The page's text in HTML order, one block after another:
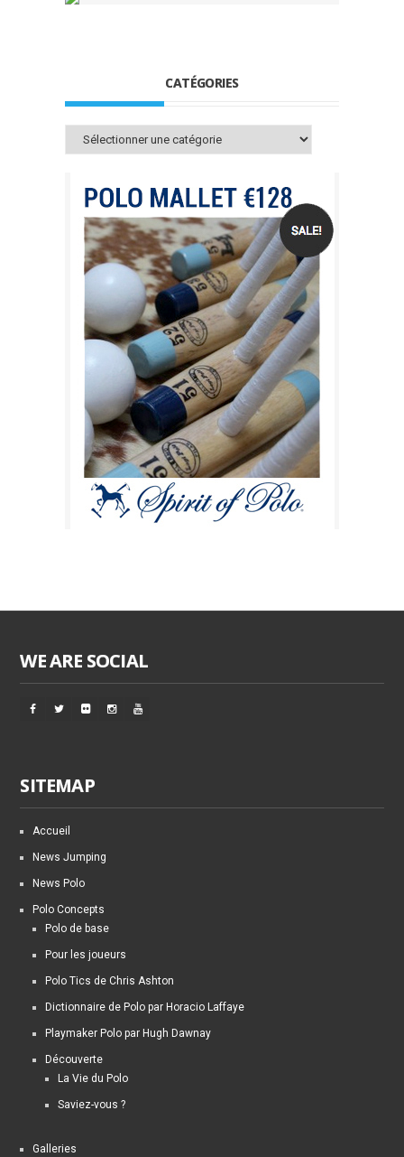
CATÉGORIES
Catégories
WE ARE SOCIAL
SITEMAP
Accueil
News Jumping
News Polo
Polo Concepts
Polo de base
Pour les joueurs
Polo Tics de Chris Ashton
Dictionnaire de Polo par Horacio Laffaye
Playmaker Polo par Hugh Dawnay
Découverte
La Vie du Polo
Saviez-vous ?
Galleries